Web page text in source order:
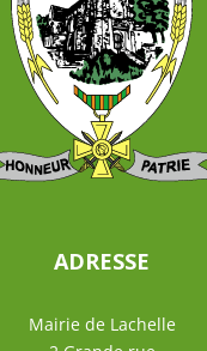
ADRESSE
Mairie de Lachelle